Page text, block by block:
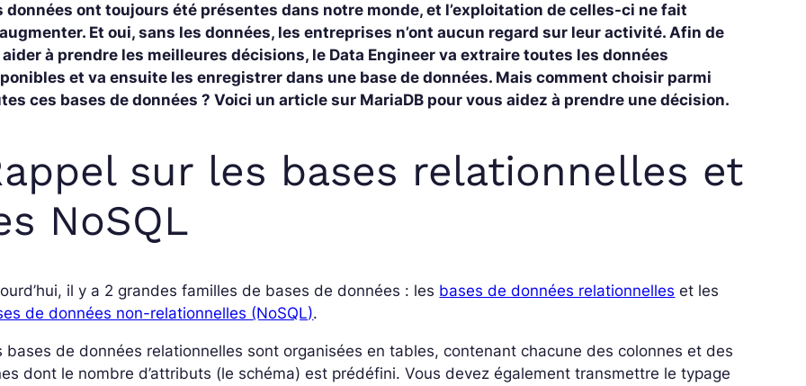
données ont toujours été présentes dans notre monde, et l’exploitation de celles-ci ne fait
Et oui, sans les données, les entreprises n’ont aucun regard sur leur activité. Afin de
aider à prendre les meilleures décisions, le Data Engineer va extraire toutes les données
et va ensuite les enregistrer dans une base de données. Mais comment choisir parmi
ces bases de données ? Voici un article sur MariaDB pour vous aidez à prendre une décision.
sur les bases relationnelles et
NoSQL
il y a 2 grandes familles de bases de données : les bases de données relationnelles et les
de données non-relationnelles (NoSQL).
bases de données relationnelles sont organisées en tables, contenant chacune des colonnes et des
dont le nombre d’attributs (le schéma) est prédéfini. Vous devez également transmettre le typage